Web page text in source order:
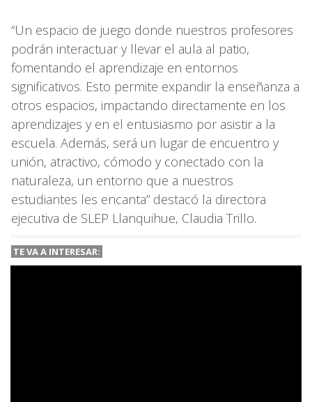
“Un espacio de juego donde nuestros profesores
podrán interactuar y llevar el aula al patio,
fomentando el aprendizaje en entornos
significativos. Esto permite expandir la enseñanza a
otros espacios, impactando directamente en los
aprendizajes y en el entusiasmo por asistir a la
escuela. Además, será un lugar de encuentro y
unión, atractivo, cómodo y conectado con la
naturaleza, un entorno que a nuestros
estudiantes les encanta” destacó la directora
ejecutiva de SLEP Llanquihue, Claudia Trillo.
TE VA A INTERESAR: